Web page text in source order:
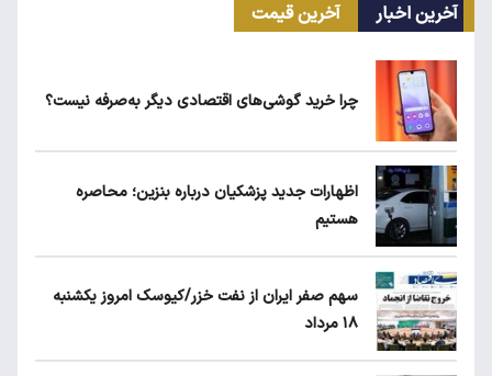
یارانه نقدی و کالابرگ این افراد حذف شد
لبنیات دوباره گران می‌شود؟
آخرین اخبار آخرین قیمت
چرا خرید گوشی‌های اقتصادی دیگر به‌صرفه نیست؟
اظهارات جدید پزشکیان درباره بنزین؛ محاصره
هستیم
سهم صفر ایران از نفت خزر/کیوسک امروز یکشنبه
۱۸ مرداد